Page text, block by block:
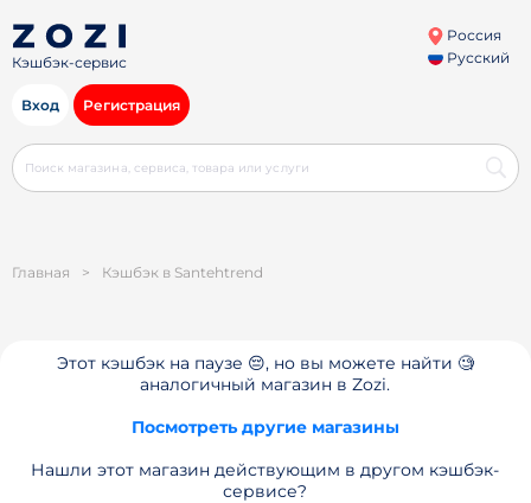
Кэшбэк-сервис
Россия
Русский
Вход Регистрация
Главная > Кэшбэк в Santehtrend
Этот кэшбэк на паузе 😔, но вы можете найти 🧐
аналогичный магазин в Zozi.
Посмотреть другие магазины
Нашли этот магазин действующим в другом кэшбэк-
сервисе?